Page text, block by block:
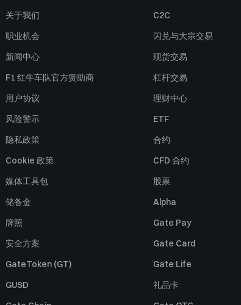
关于我们
职业机会
新闻中心
F1 红牛车队官方赞助商
用户协议
风险警示
隐私政策
Cookie 政策
媒体工具包
储备金
牌照
安全方案
GateToken (GT)
GUSD
C2C
闪兑与大宗交易
现货交易
杠杆交易
理财中心
ETF
合约
CFD 合约
股票
Alpha
Gate Pay
Gate Card
Gate Life
礼品卡